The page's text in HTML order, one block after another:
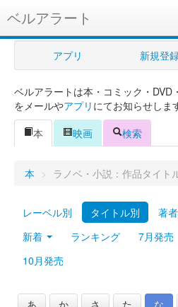
ベルアラート
ベルアラートとは
ヘルプ
新規登録
ログイン
Myシェルフ
プレミアム
アプリ 新規登
ベルアラートは本・コミック・DVD
をメールやアプリ にてお知らせしま
本
映画 検索
本 > ラノベ・小説：作品タイト
レーベル別 タイトル別 著
新着
ランキング 7月発売
10月発売
あ
か
さ
た
な